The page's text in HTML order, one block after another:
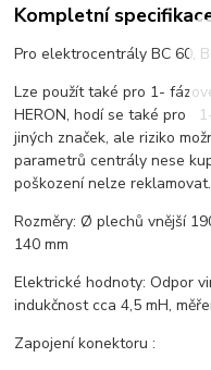
Kompletní
Pro elektrocentrály BC 60,
Lze použít také pro 1-
HERON, hodí se také pro
jiných značek, ale riziko
parametrů centrály nese
poškození nelze reklamovat.
Rozměry: Ø plechů vnější
140 mm
Elektrické hodnoty: Odpor
indukčnost cca 4,5 mH,
Zapojení konektoru :